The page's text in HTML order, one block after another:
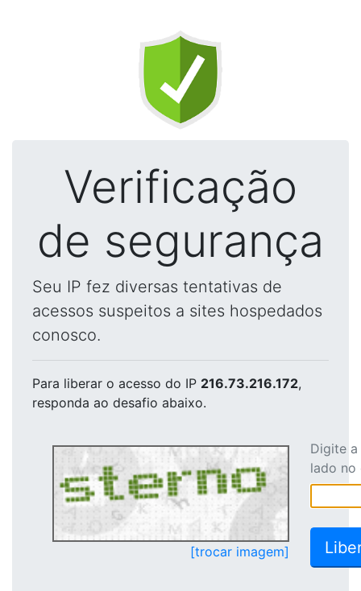
Verificação
de segurança
Seu IP fez diversas tentativas de
acessos suspeitos a sites hospedados
conosco.
Para liberar o acesso do IP 216.73.216.172,
responda ao desafio abaixo.
[trocar imagem]
Digite
lado no